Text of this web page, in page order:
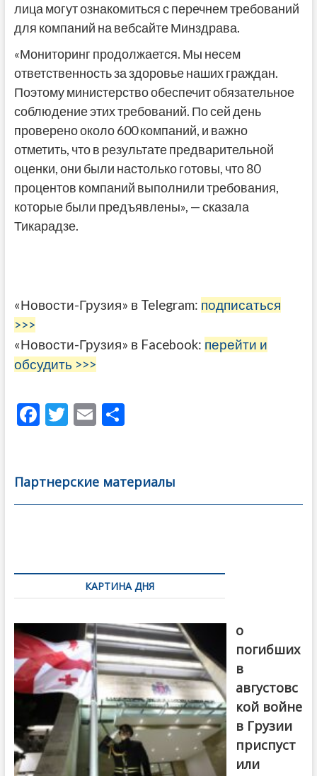
лица могут ознакомиться с перечнем требований
для компаний на вебсайте Минздрава.
«Мониторинг продолжается. Мы несем
ответственность за здоровье наших граждан.
Поэтому министерство обеспечит обязательное
соблюдение этих требований. По сей день
проверено около 600 компаний, и важно
отметить, что в результате предварительной
оценки, они были настолько готовы, что 80
процентов компаний выполнили требования,
которые были предъявлены», — сказала
Тикарадзе.
«Новости-Грузия» в Telegram: подписаться
>>>
«Новости-Грузия» в Facebook: перейти и
обсудить >>>
F
b
o
T
er
E
l
О
а
в
Партнерские материалы
по
записямКАРТИНА ДНЯ
о
погибших
в
августовс
кой войне
в Грузии
приспуст
или